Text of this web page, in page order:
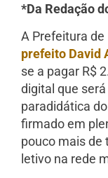
*Da Redação
A Prefeitura
prefeito David
se a pagar R$
digital que
paradidática
firmado em
pouco mais de
letivo na rede